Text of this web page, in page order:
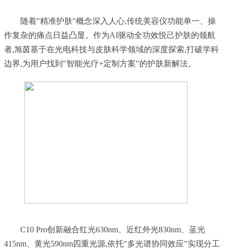
作复杂的痛点日益凸显。作为AI驱动全功效悦己护肤的领航
者,旭茵基于在光电科技与皮肤科学领域的深度探索,打破学科
415nm、黄光590nm四重光源,依托"多光谱协同效应"实现分工